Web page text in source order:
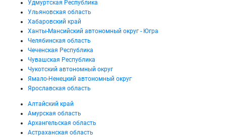
Удмуртская Республика
Ульяновская область
Хабаровский край
Ханты-Мансийский автономный округ - Югра
Челябинская область
Чеченская Республика
Чувашская Республика
Чукотский автономный округ
Ямало-Ненецкий автономный округ
Ярославская область
Алтайский край
Амурская область
Архангельская область
Астраханская область